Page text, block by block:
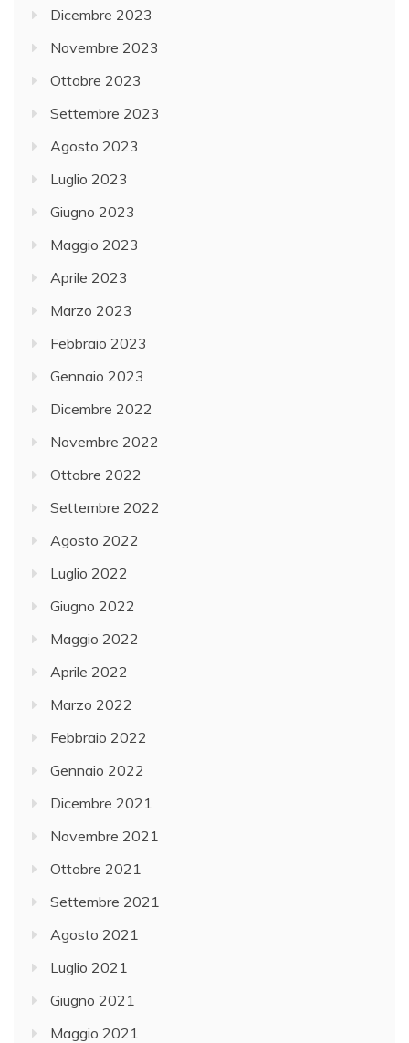
Dicembre 2023
Novembre 2023
Ottobre 2023
Settembre 2023
Agosto 2023
Luglio 2023
Giugno 2023
Maggio 2023
Aprile 2023
Marzo 2023
Febbraio 2023
Gennaio 2023
Dicembre 2022
Novembre 2022
Ottobre 2022
Settembre 2022
Agosto 2022
Luglio 2022
Giugno 2022
Maggio 2022
Aprile 2022
Marzo 2022
Febbraio 2022
Gennaio 2022
Dicembre 2021
Novembre 2021
Ottobre 2021
Settembre 2021
Agosto 2021
Luglio 2021
Giugno 2021
Maggio 2021